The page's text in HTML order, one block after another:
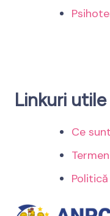
Linkuri utile
Ce